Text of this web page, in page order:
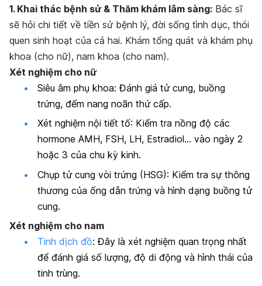
1. Khai thác bệnh sử & Thăm khám lâm sàng: Bác sĩ
sẽ hỏi chi tiết về tiền sử bệnh lý, đời sống tình dục, thói
quen sinh hoạt của cả hai. Khám tổng quát và khám phụ
khoa (cho nữ), nam khoa (cho nam).
Xét nghiệm cho nữ
Siêu âm phụ khoa: Đánh giá tử cung, buồng
trứng, đếm nang noãn thứ cấp.
Xét nghiệm nội tiết tố: Kiểm tra nồng độ các
hormone AMH, FSH, LH, Estradiol… vào ngày 2
hoặc 3 của chu kỳ kinh.
Chụp tử cung vòi trứng (HSG): Kiểm tra sự thông
thương của ống dẫn trứng và hình dạng buồng tử
cung.
Xét nghiệm cho nam
Tinh dịch đồ: Đây là xét nghiệm quan trọng nhất
để đánh giá số lượng, độ di động và hình thái của
tinh trùng.